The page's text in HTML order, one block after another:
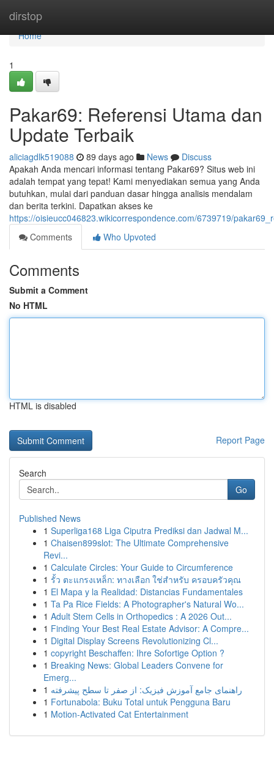
dirstop
Home
Home
1
Pakar69: Referensi Utama dan
Update Terbaik
aliciagdlk519088 89 days ago News
Discuss
Apakah Anda mencari informasi tentang Pakar69? Situs web ini
adalah tempat yang tepat! Kami menyediakan semua yang Anda
butuhkan, mulai dari panduan dasar hingga analisis mendalam
dan berita terkini. Dapatkan akses ke
https://oisieucc046823.wikicorrespondence.com/6739719/
Comments
Who Upvoted
Comments
Submit a Comment
No HTML
HTML is disabled
Report Page
Search
Go
Published News
1 Superliga168 Liga Ciputra Prediksi dan Jadwal M...
1 Chaisen899slot: The Ultimate Comprehensive
Revi...
1 Calculate Circles: Your Guide to Circumference
1 รั้ว ตะแกรงเหล็ก: ทางเลือก ใช่สำหรับ ครอบครัวคุณ
1 El Mapa y la Realidad: Distancias Fundamentales
1 Ta Pa Rice Fields: A Photographer's Natural Wo...
1 Adult Stem Cells in Orthopedics : A 2026 Out...
1 Finding Your Best Real Estate Advisor: A Compre...
1 Digital Display Screens Revolutionizing Cl...
1 copyright Beschaffen: Ihre Sofortige Option ?
1 Breaking News: Global Leaders Convene for
Emerg...
1 راهنمای جامع آموزش فیزیک: از صفر تا سطح پیشرفته
1 Fortunabola: Buku Total untuk Pengguna Baru
1 Motion-Activated Cat Entertainment